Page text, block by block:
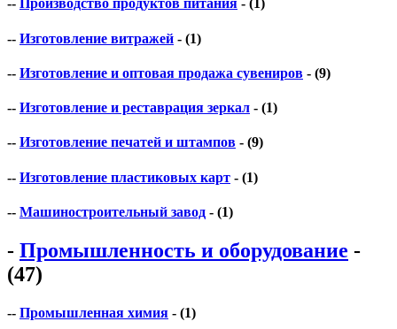
-- Производство продуктов питания - (1)
-- Изготовление витражей - (1)
-- Изготовление и оптовая продажа сувениров - (9)
-- Изготовление и реставрация зеркал - (1)
-- Изготовление печатей и штампов - (9)
-- Изготовление пластиковых карт - (1)
-- Машиностроительный завод - (1)
- Промышленность и оборудование -
(47)
-- Промышленная химия - (1)